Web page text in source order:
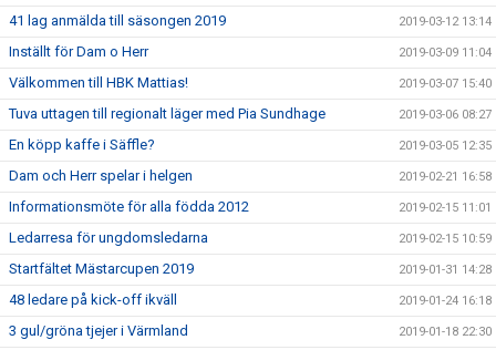
41 lag anmälda till säsongen 2019 2019-03-12 13:14
Inställt för Dam o Herr 2019-03-09 11:04
Välkommen till HBK Mattias! 2019-03-07 15:40
Tuva uttagen till regionalt läger med Pia Sundhage 2019-03-06 08:27
En köpp kaffe i Säffle? 2019-03-05 12:35
Dam och Herr spelar i helgen 2019-02-21 16:58
Informationsmöte för alla födda 2012 2019-02-15 11:01
Ledarresa för ungdomsledarna 2019-02-15 10:59
Startfältet Mästarcupen 2019 2019-01-31 14:28
48 ledare på kick-off ikväll 2019-01-24 16:18
3 gul/gröna tjejer i Värmland 2019-01-18 22:30